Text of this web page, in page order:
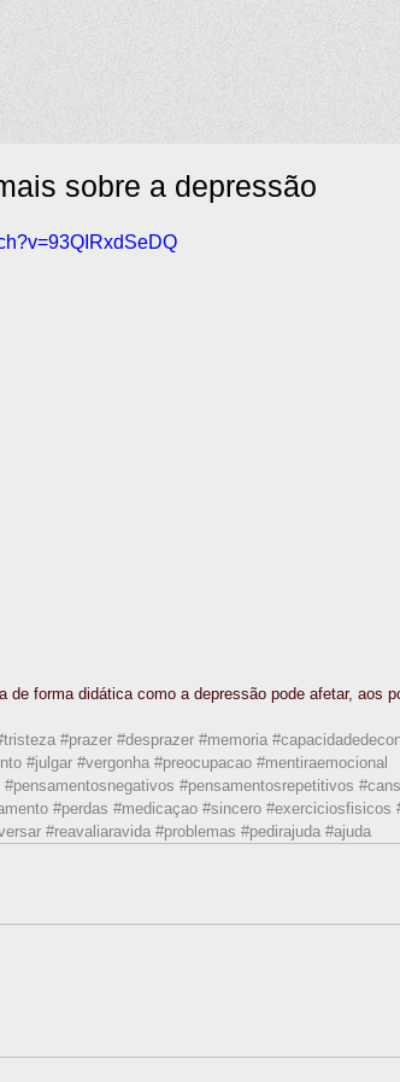
sobre a depressão
de forma didática como a depressão pode afetar, aos
#prazer #desprazer #memoria
#julgar #vergonha #preocupacao #mentiraemocional
#pensamentosnegativos #pensamentosrepetitivos
#perdas #medicaçao #sincero #exerciciosfisicos
#reavaliaravida #problemas #pedirajuda #ajuda